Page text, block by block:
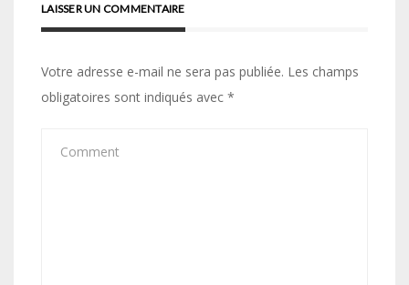
LAISSER UN COMMENTAIRE
Votre adresse e-mail ne sera pas publiée. Les champs
obligatoires sont indiqués avec *